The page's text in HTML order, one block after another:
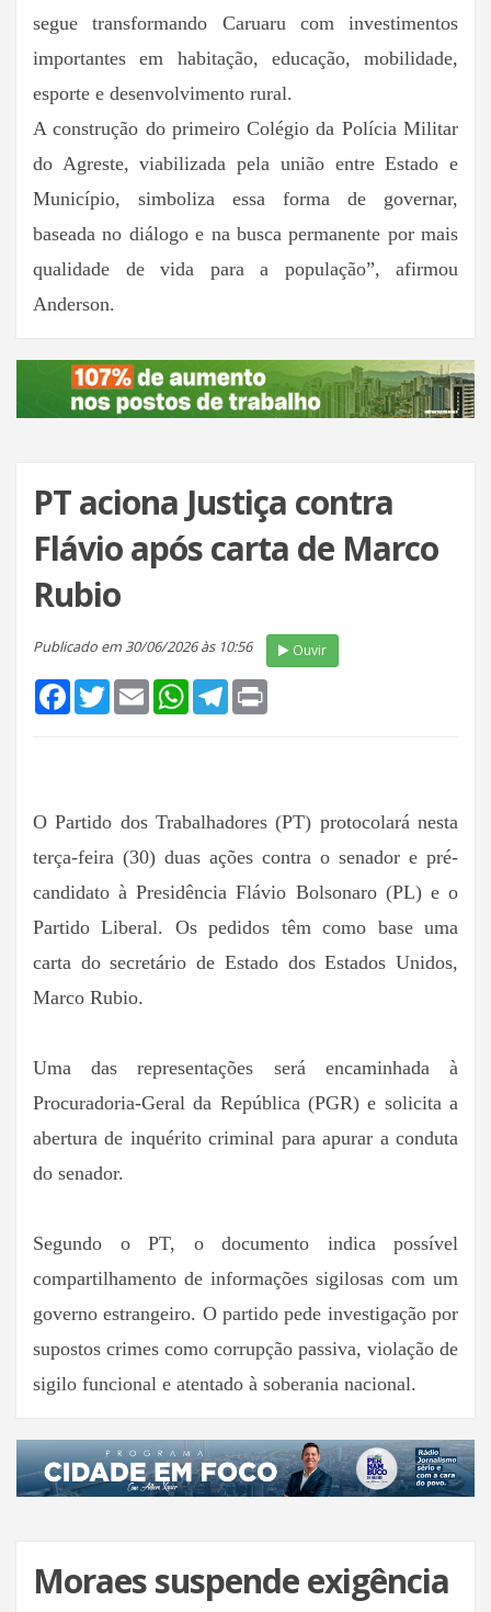
segue transformando Caruaru com investimentos
importantes em habitação, educação, mobilidade,
esporte e desenvolvimento rural.
A construção do primeiro Colégio da Polícia Militar
do Agreste, viabilizada pela união entre Estado e
Município, simboliza essa forma de governar,
baseada no diálogo e na busca permanente por mais
qualidade de vida para a população”, afirmou
Anderson.
PT aciona Justiça contra
Flávio após carta de Marco
Rubio
Publicado em 30/06/2026 às 10:56 Ouvir
FacebookTwitterEmail WhatsAppTelegram
O Partido dos Trabalhadores (PT) protocolará nesta
terça-feira (30) duas ações contra o senador e pré-
candidato à Presidência Flávio Bolsonaro (PL) e o
Partido Liberal. Os pedidos têm como base uma
carta do secretário de Estado dos Estados Unidos,
Marco Rubio.
Uma das representações será encaminhada à
Procuradoria-Geral da República (PGR) e solicita a
abertura de inquérito criminal para apurar a conduta
do senador.
Segundo o PT, o documento indica possível
compartilhamento de informações sigilosas com um
governo estrangeiro. O partido pede investigação por
supostos crimes como corrupção passiva, violação de
sigilo funcional e atentado à soberania nacional.
Moraes suspende exigência